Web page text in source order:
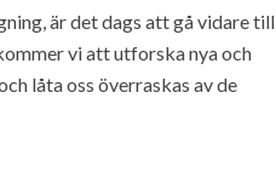
är det dags att gå vidare till
vi att utforska nya och
låta oss överraskas av de